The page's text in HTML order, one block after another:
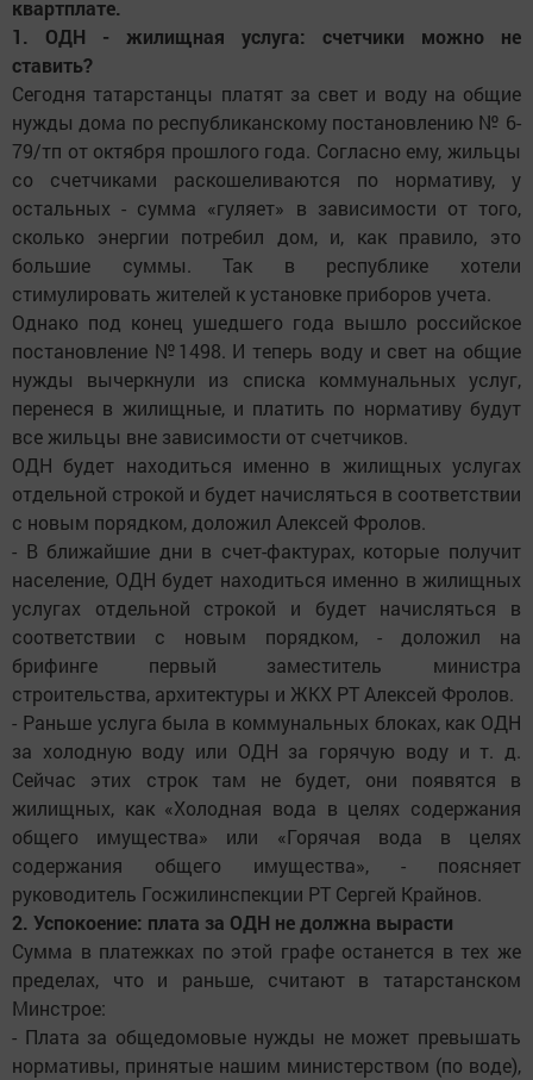
квартплате.
1. ОДН - жилищная услуга: счетчики можно не
ставить?
Сегодня татарстанцы платят за свет и воду на общие
нужды дома по республиканскому постановлению № 6-
79/тп от октября прошлого года. Согласно ему, жильцы
со счетчиками раскошеливаются по нормативу, у
остальных - сумма «гуляет» в зависимости от того,
сколько энергии потребил дом, и, как правило, это
большие суммы. Так в республике хотели
стимулировать жителей к установке приборов учета.
Однако под конец ушедшего года вышло российское
постановление №1498. И теперь воду и свет на общие
нужды вычеркнули из списка коммунальных услуг,
перенеся в жилищные, и платить по нормативу будут
все жильцы вне зависимости от счетчиков.
ОДН будет находиться именно в жилищных услугах
отдельной строкой и будет начисляться в соответствии
с новым порядком, доложил Алексей Фролов.
- В ближайшие дни в счет-фактурах, которые получит
население, ОДН будет находиться именно в жилищных
услугах отдельной строкой и будет начисляться в
соответствии с новым порядком, - доложил на
брифинге первый заместитель министра
строительства, архитектуры и ЖКХ РТ Алексей Фролов.
- Раньше услуга была в коммунальных блоках, как ОДН
за холодную воду или ОДН за горячую воду и т. д.
Сейчас этих строк там не будет, они появятся в
жилищных, как «Холодная вода в целях содержания
общего имущества» или «Горячая вода в целях
содержания общего имущества», - поясняет
руководитель Госжилинспекции РТ Сергей Крайнов.
2. Успокоение: плата за ОДН не должна вырасти
Сумма в платежках по этой графе останется в тех же
пределах, что и раньше, считают в татарстанском
Минстрое:
- Плата за общедомовые нужды не может превышать
нормативы, принятые нашим министерством (по воде),